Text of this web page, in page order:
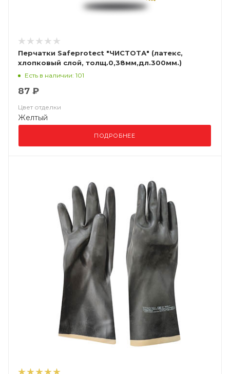
Перчатки Safeprotect "ЧИСТОТА" (латекс,
хлопковый слой, толщ.0,38мм,дл.300мм.)
Есть в наличии: 101
87 ₽
Цвет отделки
Желтый
ПОДРОБНЕЕ